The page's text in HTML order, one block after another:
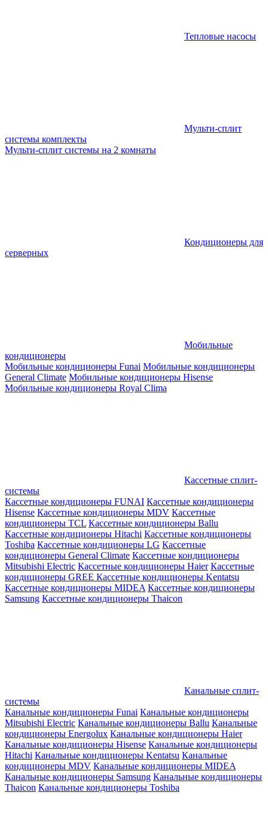
Тепловые насосы
Мульти-сплит
системы комплекты
Мульти-сплит системы на 2 комнаты
Кондиционеры для
серверных
Мобильные
кондиционеры
Мобильные кондиционеры Funai Мобильные кондиционеры
General Climate Мобильные кондиционеры Hisense
Мобильные кондиционеры Royal Clima
Кассетные сплит-
системы
Кассетные кондиционеры FUNAI Кассетные кондиционеры
Hisense Кассетные кондиционеры MDV Кассетные
кондиционеры TCL Кассетные кондиционеры Ballu
Кассетные кондиционеры Hitachi Кассетные кондиционеры
Toshiba Кассетные кондиционеры LG Кассетные
кондиционеры General Climate Кассетные кондиционеры
Mitsubishi Electric Кассетные кондиционеры Haier Кассетные
кондиционеры GREE Кассетные кондиционеры Kentatsu
Кассетные кондиционеры MIDEA Кассетные кондиционеры
Samsung Кассетные кондиционеры Thaicon
Канальные сплит-
системы
Канальные кондиционеры Funai Канальные кондиционеры
Mitsubishi Electric Канальные кондиционеры Ballu Канальные
кондиционеры Energolux Канальные кондиционеры Haier
Канальные кондиционеры Hisense Канальные кондиционеры
Hitachi Канальные кондиционеры Kentatsu Канальные
кондиционеры MDV Канальные кондиционеры MIDEA
Канальные кондиционеры Samsung Канальные кондиционеры
Thaicon Канальные кондиционеры Toshiba